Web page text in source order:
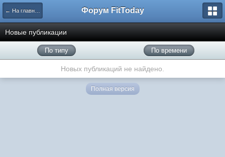
← На главную Форум FitToday
Новые публикации
По типу По времени
Новых публикаций не найдено.
Полная версия